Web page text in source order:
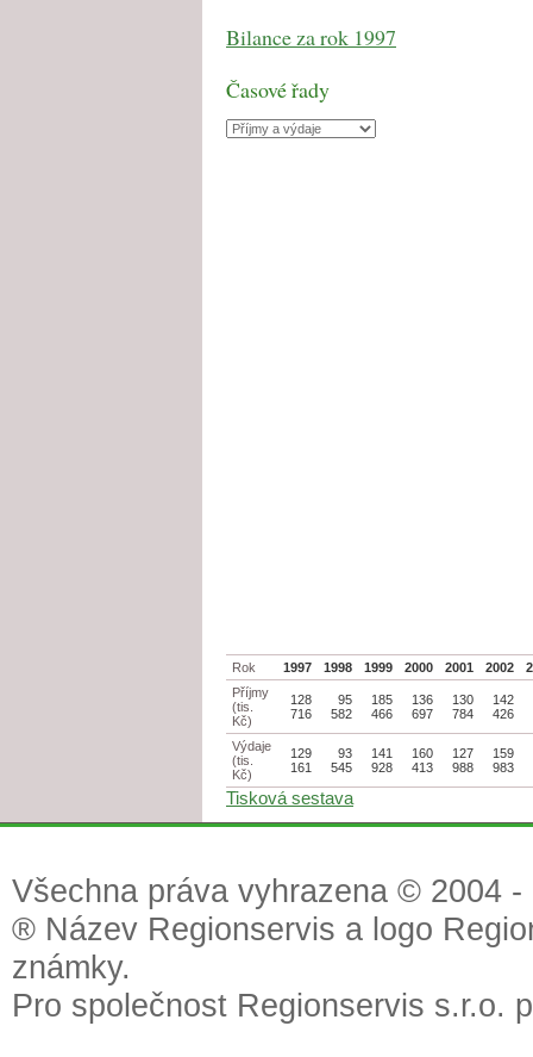
Bilance za rok 1997
Časové řady
Rok 1997 1998 1999 2000 2001 2002
Příjmy
(tis.
Kč)
128
716
95
582
185
466
136
697
130
784
142
426
Výdaje
(tis.
Kč)
129
161
93
545
141
928
160
413
127
988
159
983
Tisková sestava
Všechna práva vyhrazena © 2004
® Název Regionservis a logo
známky.
Pro společnost Regionservis s.r.o.